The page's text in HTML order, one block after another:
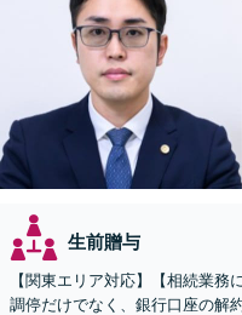
生前贈与
【関東エリア対応】【相続業
調停だけでなく、銀行口座の解